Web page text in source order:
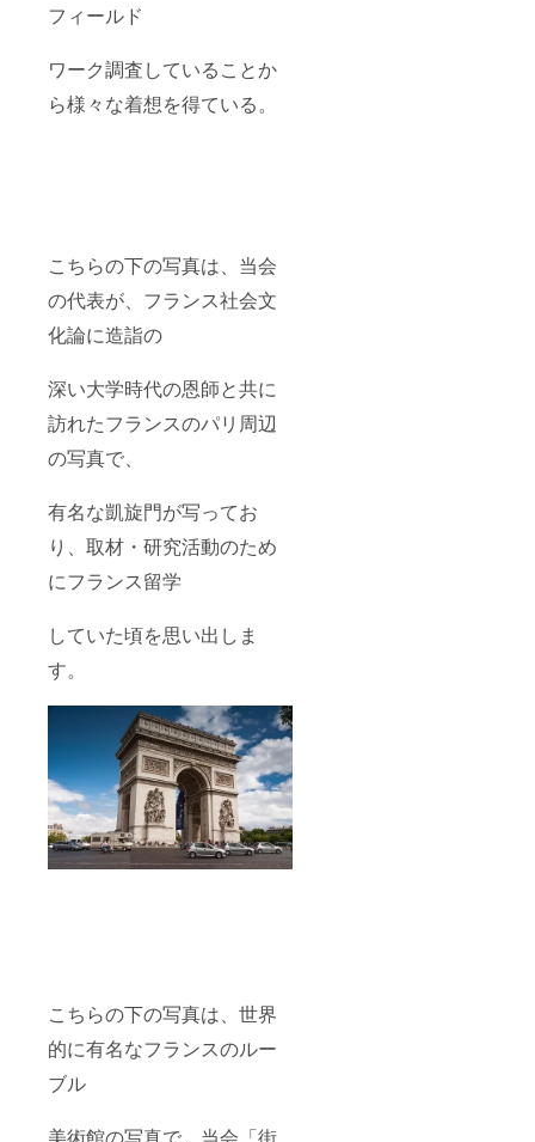
フィールド
ワーク調査していることか
ら様々な着想を得ている。
こちらの下の写真は、当会
の代表が、フランス社会文
化論に造詣の
深い大学時代の恩師と共に
訪れたフランスのパリ周辺
の写真で、
有名な凱旋門が写ってお
り、取材・研究活動のため
にフランス留学
していた頃を思い出しま
す。
こちらの下の写真は、世界
的に有名なフランスのルー
ブル